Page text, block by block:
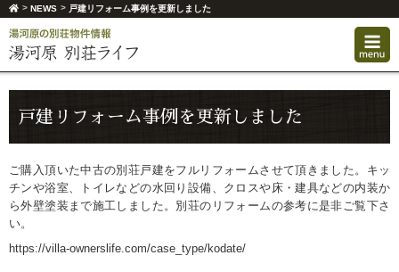
>NEWS > 戸建リフォーム事例を更新しました
戸建リフォーム事例を更新しました
ご購入頂いた中古の別荘戸建をフルリフォームさせて頂きました。キッ
チンや浴室、トイレなどの水回り設備、クロスや床・建具などの内装か
ら外壁塗装まで施工しました。別荘のリフォームの参考に是非ご覧下さ
い。
https://villa-ownerslife.com/case_type/kodate/